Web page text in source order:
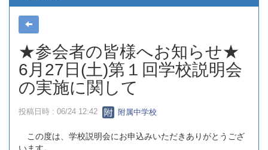
★参会者の皆様へお知らせ★
6月27日(土)第１回学校説明会
の実施に関して
投稿日時 : 06/24 12:42 附属中学校
この度は、学校説明会にお申込みいただきありがとうござ